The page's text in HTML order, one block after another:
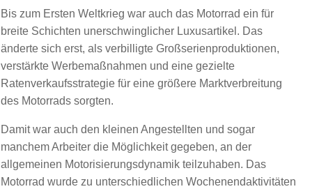
Bis zum Ersten Weltkrieg war auch das Motorrad ein für
breite Schichten unerschwinglicher Luxusartikel. Das
änderte sich erst, als verbilligte Großserienproduktionen,
verstärkte Werbemaßnahmen und eine gezielte
Ratenverkaufsstrategie für eine größere Marktverbreitung
des Motorrads sorgten.
Damit war auch den kleinen Angestellten und sogar
manchem Arbeiter die Möglichkeit gegeben, an der
allgemeinen Motorisierungsdynamik teilzuhaben. Das
Motorrad wurde zu unterschiedlichen Wochenendaktivitäten